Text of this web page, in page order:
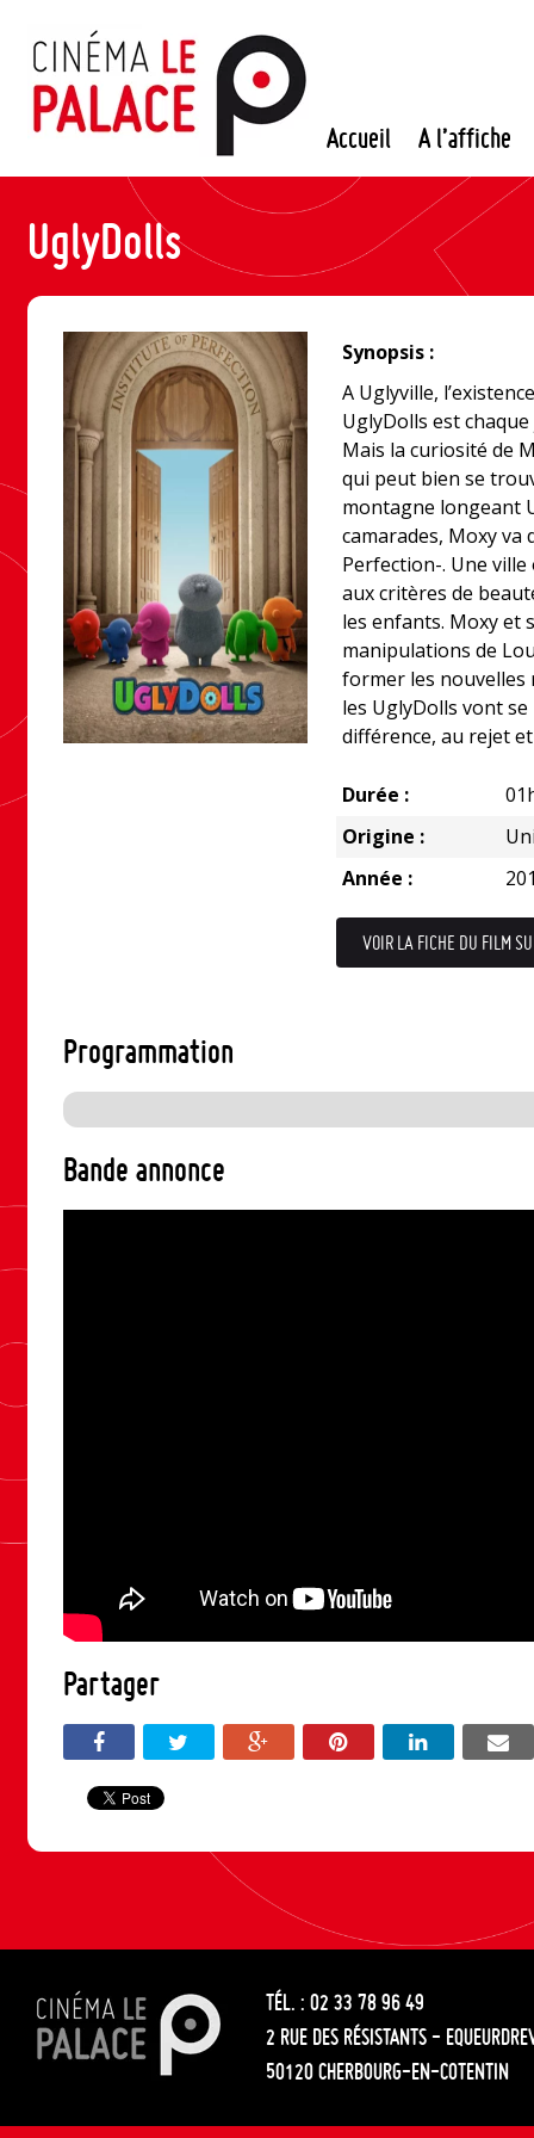
contenu
Accueil A l’affiche
UglyDolls
Synopsis :
A Uglyville,
UglyDolls est
Mais la curiosité de
qui peut bien se
montagne longeant
camarades, Moxy
Perfection-. Une
aux critères de
les enfants. Moxy et
manipulations de
former les nouvelles
les UglyDolls vont
différence, au rejet et
Durée :
Origine :
Année :
VOIR LA FICHE DU FILM
Programmation
Bande annonce
Partager
TÉL. : 02 33 78 96 49
2 RUE DES RÉSISTANTS -
50120 CHERBOURG-EN-COTENTIN